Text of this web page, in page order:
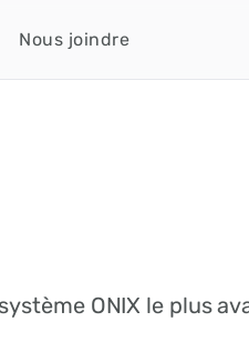
Nous joindre
ONIX le plus